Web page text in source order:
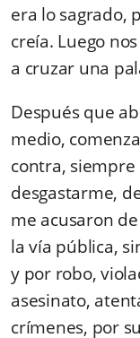
era lo sagrado,
creía. Luego
a cruzar una
Después que
medio,
contra,
desgastarme,
me acusaron
la vía pública,
y por robo,
asesinato,
crímenes, por